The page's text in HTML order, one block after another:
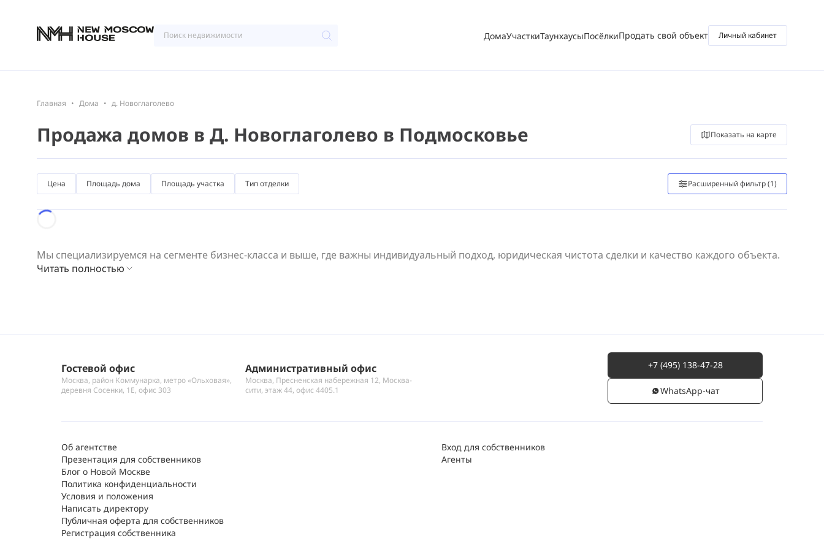
ДомаУчасткиТаунхаусыПосёлкиПродать свой объект Личный кабинет
Главная Дома д. Новоглаголево
Продажа домов в Д. Новоглаголево в Подмосковье Показать на карте
Цена Площадь дома Площадь участка Тип отделки Расширенный фильтр(1)
Loading...
Мы специализируемся на сегменте бизнес-класса и выше, где важны индивидуальный подход, юридическая чистота сделки и качество каждого объекта.
Читать полностью
Гостевой офис
Москва, район Коммунарка, метро «Ольховая»,
деревня Сосенки, 1Е, офис 303
Административный офис
Москва, Пресненская набережная 12, Москва-
сити, этаж 44, офис 4405.1
+7 (495) 138-47-28
WhatsАpp-чат
Об агентстве
Презентация для собственников
Блог о Новой Москве
Политика конфиденциальности
Условия и положения
Написать директору
Публичная оферта для собственников
Регистрация собственника
Вход для собственников
Агенты